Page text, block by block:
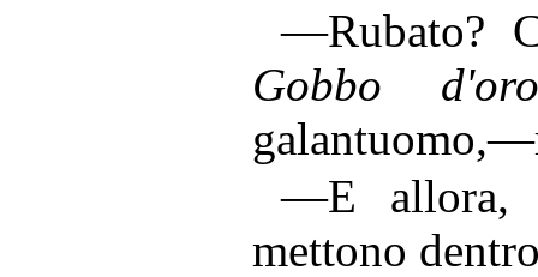
—Rubato?
Gobbo d'oro
—E allora,
mettono